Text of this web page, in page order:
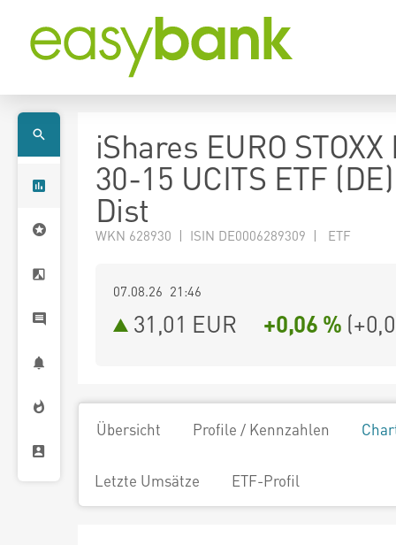
iShares EURO
30-15 UCITS ETF
Dist
WKN 628930 | ISIN DE0006289309 | ETF
07.08.26 21:46
31,01 EUR +0,06 % (
Übersicht Profile / Kennzahlen
Letzte Umsätze ETF-Profil